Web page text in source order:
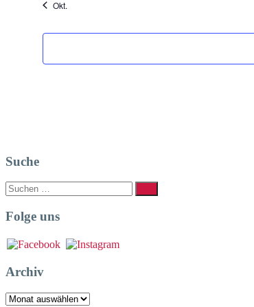
Okt.
Suche
Suchen
nach:
Folge uns
Archiv
Archiv